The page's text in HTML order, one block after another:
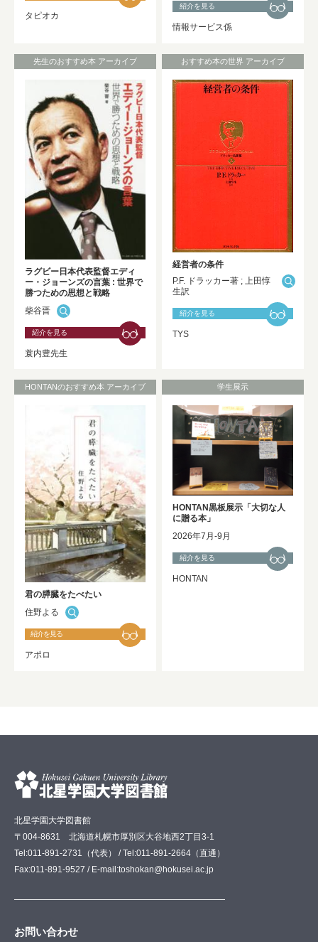
タピオカ
紹介を見る
情報サービス係
先生のおすすめ本 アーカイブ
ラグビー日本代表監督エディ
ー・ジョーンズの言葉 : 世界で
勝つための思想と戦略
柴谷晋
紹介を見る
蓑内豊先生
おすすめ本の世界 アーカイブ
経営者の条件
P.F. ドラッカー著 ; 上田惇
生訳
紹介を見る
TYS
HONTANのおすすめ本 アーカイブ
君の膵臓をたべたい
住野よる
紹介を見る
アポロ
学生展示
HONTAN黒板展示「大切な人
に贈る本」
2026年7月-9月
紹介を見る
HONTAN
北星学園大学図書館
〒004-8631 北海道札幌市厚別区大谷地西2丁目3-1
Tel:011-891-2731（代表） / Tel:011-891-2664（直通）
Fax:011-891-9527 / E-mail:toshokan@hokusei.ac.jp
お問い合わせ